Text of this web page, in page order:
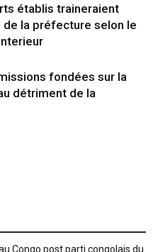
établis traineraient
de la préfecture selon le
fondées sur la
détriment de la
Congo post parti congolais du